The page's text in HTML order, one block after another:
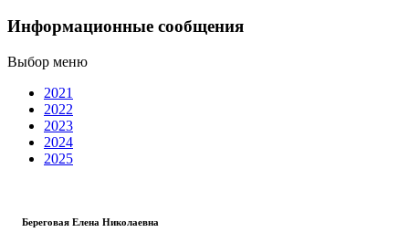
Информационные сообщения
Выбор меню
2021
2022
2023
2024
2025
Береговая Елена Николаевна